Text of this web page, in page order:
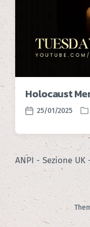
Holocaust
P
s
d
a
t
25/01/2025
P
s
t
e
i
n
ANPI - Sezione UK